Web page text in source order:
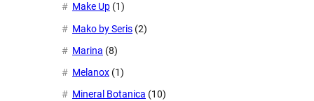
Make Up (1)
Mako by Seris (2)
Marina (8)
Melanox (1)
Mineral Botanica (10)